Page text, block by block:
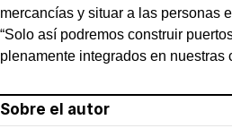
mercancías y situar a las personas
“Solo así podremos construir
plenamente integrados en nuestras
Sobre el autor